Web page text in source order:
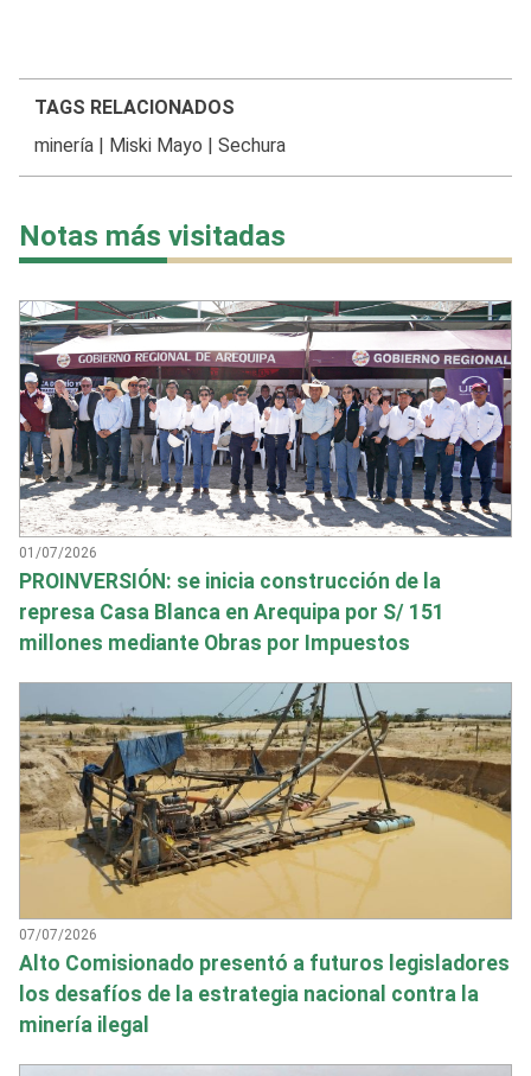
TAGS RELACIONADOS
minería| Miski Mayo Sechura
Notas más visitadas
01/07/2026
PROINVERSIÓN: se inicia construcción de la
represa Casa Blanca en Arequipa por S/ 151
millones mediante Obras por Impuestos
07/07/2026
Alto Comisionado presentó a futuros legisladores
los desafíos de la estrategia nacional contra la
minería ilegal